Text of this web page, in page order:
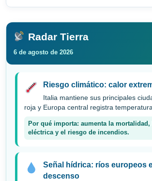
Radar Tierra
6 de agosto de 2026
Riesgo climático: calor
Italia mantiene sus principales
roja y Europa central registra
Por qué importa: aumenta la mortalidad,
eléctrica y el riesgo de incendios.
Señal hídrica: ríos europeos
descenso